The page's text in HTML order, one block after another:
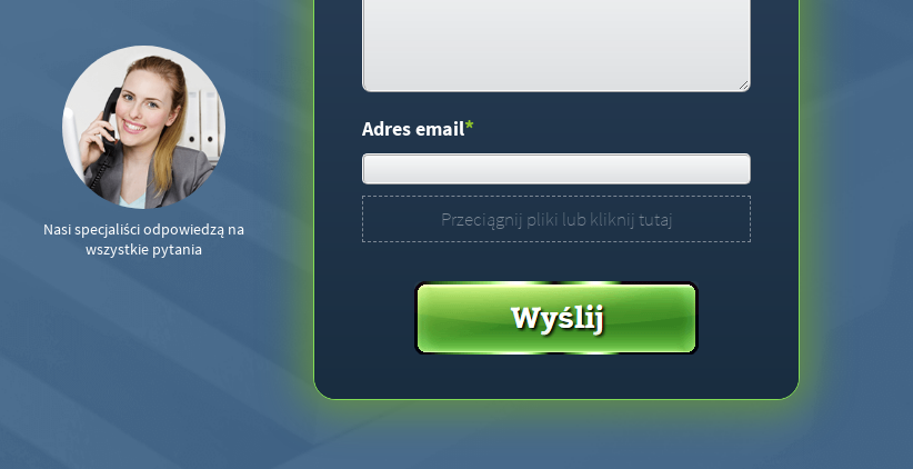
Nasi specjaliści odpowiedzą na
wszystkie pytania
Adres email*
Przeciągnij pliki lub kliknij tutaj